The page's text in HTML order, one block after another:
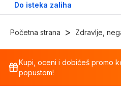
Do isteka zaliha
Početna strana > Zdravlje,
Kupi, oceni i dobićeš promo
popustom!